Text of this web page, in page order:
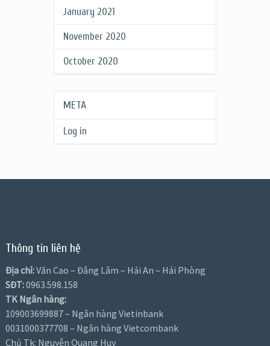
January 2021
November 2020
October 2020
META
Log in
Thông tin liên hệ
Địa chỉ:Văn Cao – Đằng Lâm – Hải An – Hải Phòng
SĐT:0963.598.158
TK Ngân hàng:
109003699887 – Ngân hàng Vietinbank
0031000377708 – Ngân hàng Vietcombank
Chủ Tk: Nguyễn Quang Huy